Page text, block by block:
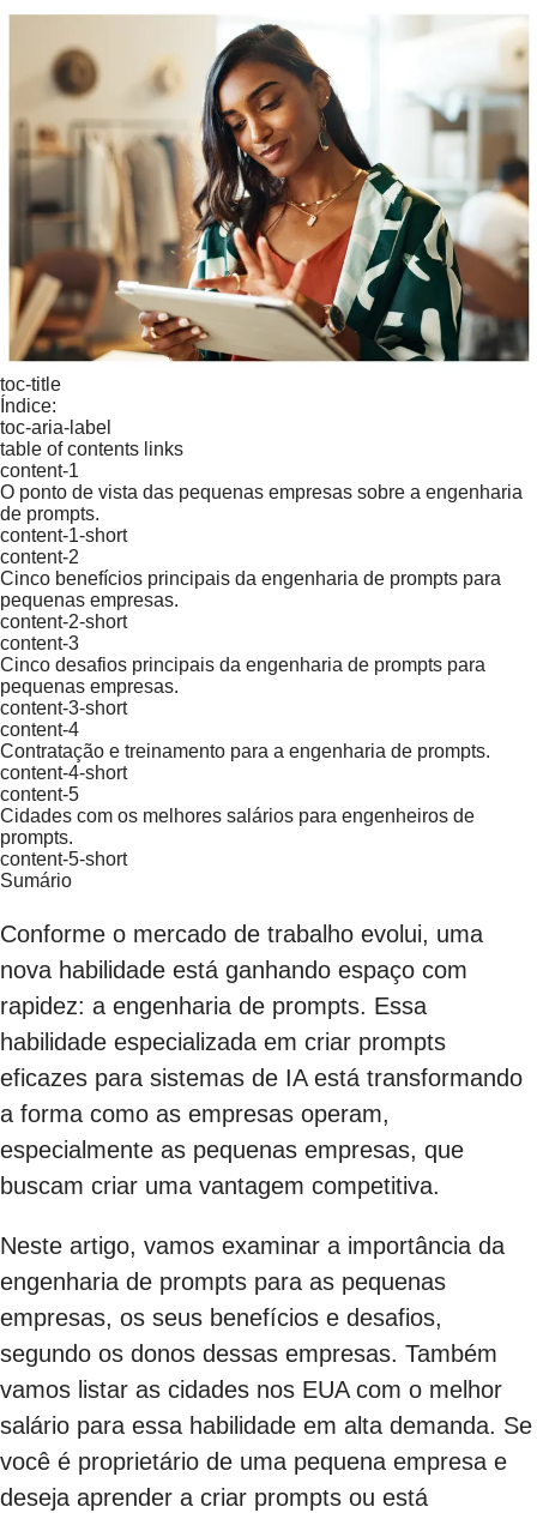
toc-title
Índice:
toc-aria-label
table of contents links
content-1
O ponto de vista das pequenas empresas sobre a engenharia
de prompts.
content-1-short
content-2
Cinco benefícios principais da engenharia de prompts para
pequenas empresas.
content-2-short
content-3
Cinco desafios principais da engenharia de prompts para
pequenas empresas.
content-3-short
content-4
Contratação e treinamento para a engenharia de prompts.
content-4-short
content-5
Cidades com os melhores salários para engenheiros de
prompts.
content-5-short
Sumário
Conforme o mercado de trabalho evolui, uma
nova habilidade está ganhando espaço com
rapidez: a engenharia de prompts. Essa
habilidade especializada em criar prompts
eficazes para sistemas de IA está transformando
a forma como as empresas operam,
especialmente as pequenas empresas, que
buscam criar uma vantagem competitiva.
Neste artigo, vamos examinar a importância da
engenharia de prompts para as pequenas
empresas, os seus benefícios e desafios,
segundo os donos dessas empresas. Também
vamos listar as cidades nos EUA com o melhor
salário para essa habilidade em alta demanda. Se
você é proprietário de uma pequena empresa e
deseja aprender a criar prompts ou está